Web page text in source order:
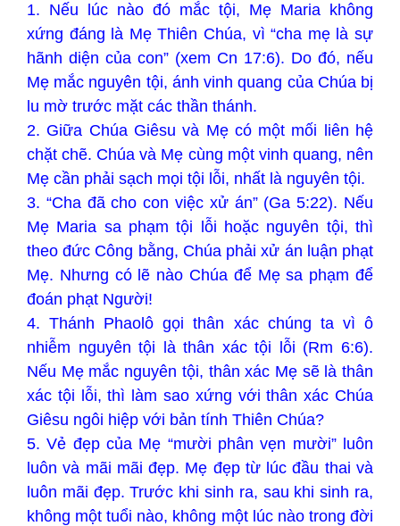
1. Nếu lúc nào đó mắc tội, Mẹ Maria không
xứng đáng là Mẹ Thiên Chúa, vì “cha mẹ là sự
hãnh diện của con” (xem Cn 17:6). Do đó, nếu
Mẹ mắc nguyên tội, ánh vinh quang của Chúa bị
lu mờ trước mặt các thần thánh.
2. Giữa Chúa Giêsu và Mẹ có một mối liên hệ
chặt chẽ. Chúa và Mẹ cùng một vinh quang, nên
Mẹ cần phải sạch mọi tội lỗi, nhất là nguyên tội.
3. “Cha đã cho con việc xử án” (Ga 5:22). Nếu
Mẹ Maria sa phạm tội lỗi hoặc nguyên tội, thì
theo đức Công bằng, Chúa phải xử án luận phạt
Mẹ. Nhưng có lẽ nào Chúa để Mẹ sa phạm để
đoán phạt Người!
4. Thánh Phaolô gọi thân xác chúng ta vì ô
nhiễm nguyên tội là thân xác tội lỗi (Rm 6:6).
Nếu Mẹ mắc nguyên tội, thân xác Mẹ sẽ là thân
xác tội lỗi, thì làm sao xứng với thân xác Chúa
Giêsu ngôi hiệp với bản tính Thiên Chúa?
5. Vẻ đẹp của Mẹ “mười phân vẹn mười” luôn
luôn và mãi mãi đẹp. Mẹ đẹp từ lúc đầu thai và
luôn mãi đẹp. Trước khi sinh ra, sau khi sinh ra,
không một tuổi nào, không một lúc nào trong đời